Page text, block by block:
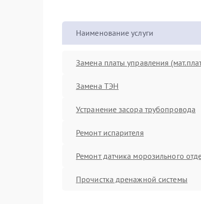
Наименование услуги
Замена платы управления
Замена ТЭН
Устранение засора трубопровода
Ремонт испарителя
Ремонт датчика морозильного
Прочистка дренажной системы